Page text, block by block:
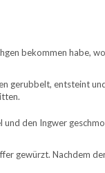
bekommen habe,
gerubbelt, entsteint
den Ingwer
gewürzt. Nachdem